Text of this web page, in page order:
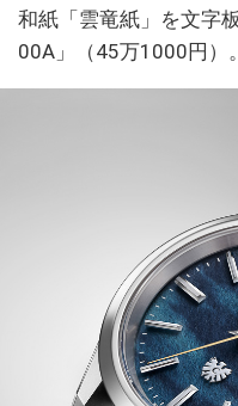
和紙「雲竜紙」を文字
00A」（45万1000円）。